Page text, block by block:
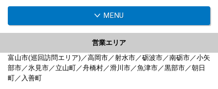
MENU
営業エリア
富山市(巡回訪問エリア)／高岡市／射水市／砺波市／南砺市／小矢
部市／氷見市／立山町／舟橋村／滑川市／魚津市／黒部市／朝日
町／入善町